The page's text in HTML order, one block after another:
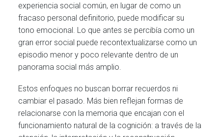
experiencia social común, en lugar de como un
fracaso personal definitorio, puede modificar su
tono emocional. Lo que antes se percibía como un
gran error social puede recontextualizarse como un
episodio menor y poco relevante dentro de un
panorama social más amplio.
Estos enfoques no buscan borrar recuerdos ni
cambiar el pasado. Más bien reflejan formas de
relacionarse con la memoria que encajan con el
funcionamiento natural de la cognición: a través de la